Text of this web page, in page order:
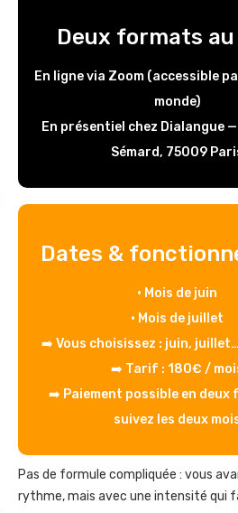
Deux formats
En ligne via Zoom (accessible
monde)
En présentiel chez Dialangue
Sémard, 75009
Dates &
• Mois de juin
• Mois de juillet
➡️ Vous choisissez : juin,
➡️ Tarif : 180€ /
➡️ Paiement possible en deux
suivez les deux
Pas de formule compliquée : vous
rythme, mais avec une intensité qui